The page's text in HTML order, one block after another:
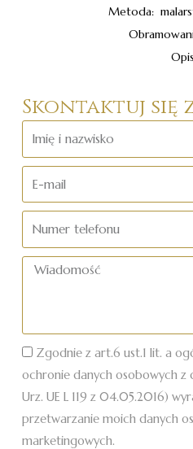
Metoda:
Opis
Skontaktuj się
i
mail
telefonu
Wiadomość
Zgodnie z art.6 ust.1 lit. a
ochronie danych osobowych z
Urz. UE L 119 z 04.05.2016)
przetwarzanie moich danych
marketingowych.